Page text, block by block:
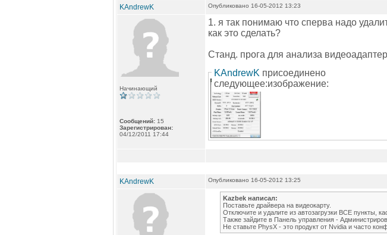
KAndrewK Опубликовано 16-05-2012 13:23
Начинающий
Сообщений: 15
Зарегистрирован:
04/12/2011 17:44
1. я так понимаю что сперва надо
как это сделать?
Станд. прога для анализа
KAndrewK присоединено
следующее:изображение:
KAndrewK Опубликовано 16-05-2012 13:25
Kazbek написал:
Поставьте драйвера на видеокарту.
Отключите и удалите из автозагрузки ВСЕ пункты,
Также зайдите в Панель управления -
Не ставьте PhysX - это продукт от Nvidia и часто